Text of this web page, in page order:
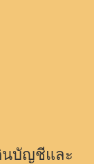
นบัญชีและ